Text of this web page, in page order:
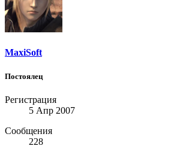
MaxiSoft
Постоялец
Регистрация
5 Апр 2007
Сообщения
228